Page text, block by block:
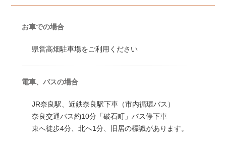
お車での場合
県営高畑駐車場をご利用ください
電車、バスの場合
JR奈良駅、近鉄奈良駅下車（市内循環バス）
奈良交通バス約10分「破石町」バス停下車
東へ徒歩4分、北へ1分、旧居の標識があります。